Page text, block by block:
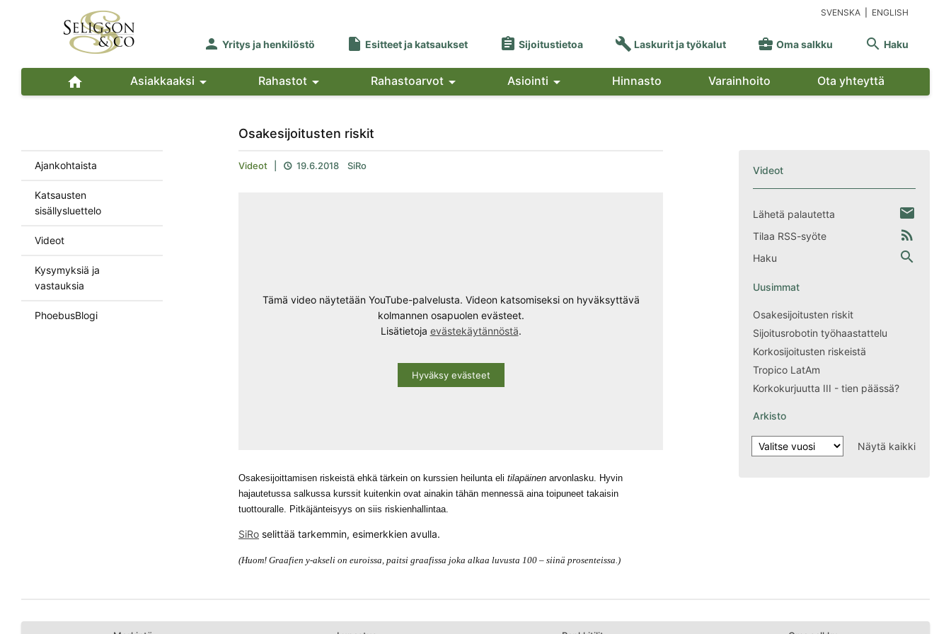
SVENSKA ENGLISH
 Yritys ja henkilöstö  Esitteet ja katsaukset  Sijoitustietoa  Laskurit ja työkalut  Oma salkku  Haku
 Asiakkaaksi  Rahastot  Rahastoarvot  Asiointi  Hinnasto Varainhoito Ota yhteyttä
Ajankohtaista
Katsausten
sisällysluettelo
Videot
Kysymyksiä ja
vastauksia
PhoebusBlogi
Osakesijoitusten riskit
Videot  19.6.2018 SiRo
Tämä video näytetään YouTube-palvelusta. Videon katsomiseksi on hyväksyttävä
kolmannen osapuolen evästeet.
Lisätietoja evästekäytännöstä.
Hyväksy evästeet
Osakesijoittamisen riskeistä ehkä tärkein on kurssien heilunta eli tilapäinen arvonlasku. Hyvin
hajautetussa salkussa kurssit kuitenkin ovat ainakin tähän mennessä aina toipuneet takaisin
tuottouralle. Pitkäjänteisyys on siis riskienhallintaa.
SiRo selittää tarkemmin, esimerkkien avulla.
(Huom! Graafien y-akseli on euroissa, paitsi graafissa joka alkaa luvusta 100 – siinä prosenteissa.)
Videot
Lähetä palautetta email
Tilaa RSS-syöte rss_feed
Haku search
Uusimmat
Osakesijoitusten riskit
Sijoitusrobotin työhaastattelu
Korkosijoitusten riskeistä
Tropico LatAm
Korkokurjuutta III - tien päässä?
Arkisto
Näytä kaikki